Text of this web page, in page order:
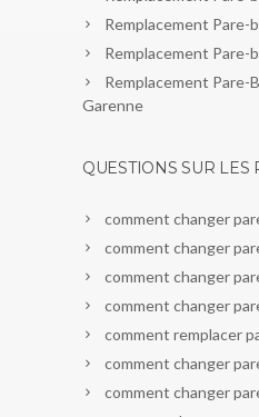
Remplacement Pare-
Remplacement Pare-
Remplacement Pare-
Garenne
QUESTIONS SUR LES
comment changer
comment changer
comment changer
comment changer
comment remplacer
comment changer
comment changer